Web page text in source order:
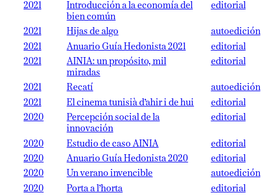
2021
Introducción a la economía del
bien común
editorial
2021 Hijas de algo
autoedición
2021
Anuario Guía Hedonista 2021
editorial
2021
AINIA: un propósito, mil
miradas
editorial
2021 Recatí
autoedición
2021
El cinema tunisià d’ahir i de hui
editorial
2020
Percepción social de la
innovación
editorial
2020 Estudio de caso AINIA
editorial
2020
Anuario Guía Hedonista 2020
editorial
2020
Un verano invencible
autoedición
2020
Porta a l’horta editorial